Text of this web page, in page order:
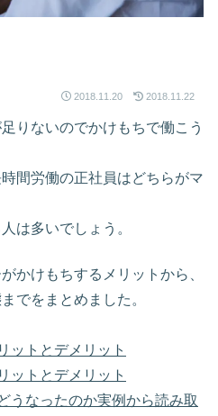
2018.11.20 2018.11.22
りないのでかけもちで働こう
間労働の正社員はどちらがマ
は多いでしょう。
かけもちするメリットから、
でをまとめました。
ットとデメリット
ットとデメリット
うなったのか実例から読み取